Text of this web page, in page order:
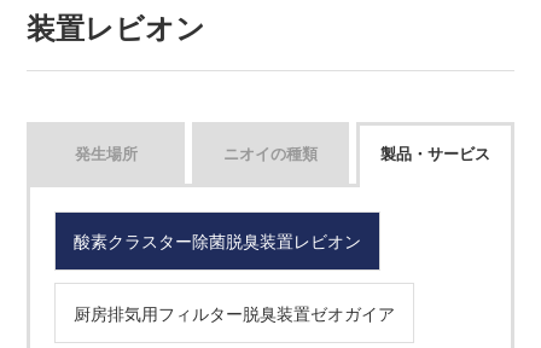
装置レビオン
発生場所 ニオイの種類 製品・サービス
酸素クラスター除菌脱臭装置レビオン
厨房排気用フィルター脱臭装置ゼオガイア